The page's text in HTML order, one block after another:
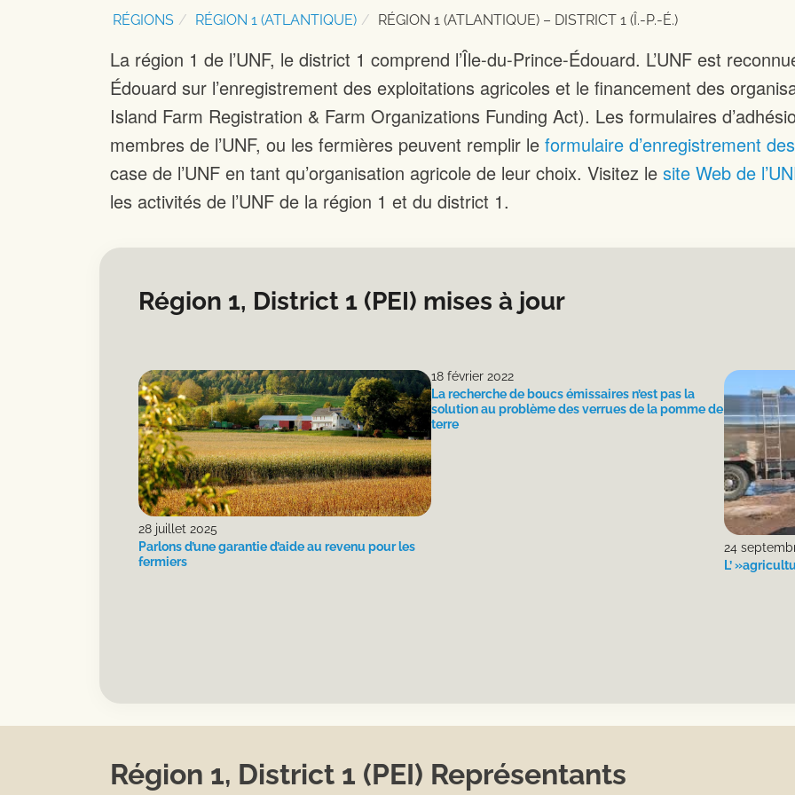
RÉGIONS RÉGION 1 (ATLANTIQUE) RÉGION 1 (ATLANTIQUE) – DISTRICT 1 (Î.-P.-É.)
La région 1 de l’UNF, le district 1 comprend l’Île-du-Prince-Édouard. L’UNF est
Édouard sur l’enregistrement des exploitations agricoles et le financement des
Island Farm Registration & Farm Organizations Funding Act). Les formulaires
membres de l’UNF, ou les fermières peuvent remplir le formulaire d’enregistrement
case de l’UNF en tant qu’organisation agricole de leur choix. Visitez le site Web de
les activités de l’UNF de la région 1 et du district 1.
Région 1, District 1 (PEI) mises à jour
28 juillet 2025
Parlons d’une garantie d’aide au revenu pour les
fermiers
18 février 2022
La recherche de boucs émissaires n’est pas la
solution au problème des verrues de la pomme de
terre
24
L’
Région 1, District 1 (PEI) Représentants